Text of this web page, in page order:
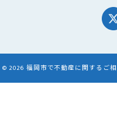
© 2026 福岡市で不動産に関するご相